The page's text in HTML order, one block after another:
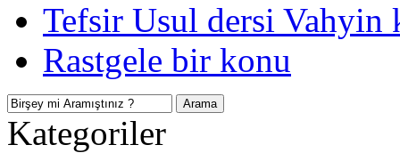
Tefsir Usul dersi Vahyin
Rastgele bir konu
Kategoriler